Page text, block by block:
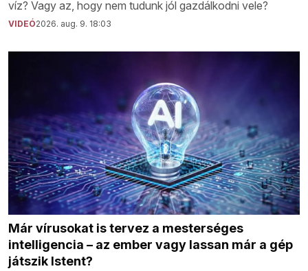
víz? Vagy az, hogy nem tudunk jól gazdálkodni vele?
VIDEÓ2026. aug. 9. 18:03
Már vírusokat is tervez a mesterséges
intelligencia – az ember vagy lassan már a gép
játszik Istent?